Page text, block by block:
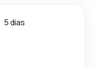
5 dias